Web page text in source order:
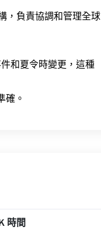
，負責協調和管理全球
和夏令時變更，這種
確。
時間